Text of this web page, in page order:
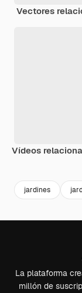
Vectores
Vídeos
jardines
La plataforma
millón de